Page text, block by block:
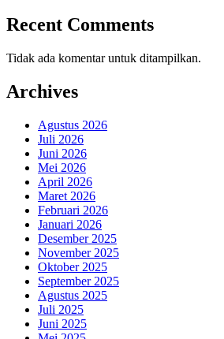
Recent Comments
Tidak ada komentar untuk ditampilkan.
Archives
Agustus 2026
Juli 2026
Juni 2026
Mei 2026
April 2026
Maret 2026
Februari 2026
Januari 2026
Desember 2025
November 2025
Oktober 2025
September 2025
Agustus 2025
Juli 2025
Juni 2025